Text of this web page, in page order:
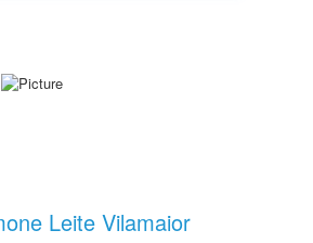
Leite Vilamaior